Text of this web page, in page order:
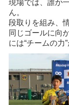
現場では、誰か
ん。
段取りを組み、
同じゴールに向
には“チームの力